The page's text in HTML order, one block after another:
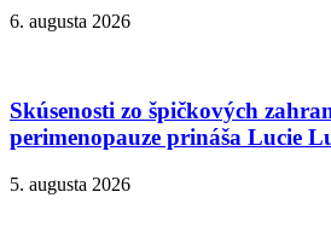
6. augusta 2026
Skúsenosti zo špičkových
perimenopauze prináša Lucie
5. augusta 2026